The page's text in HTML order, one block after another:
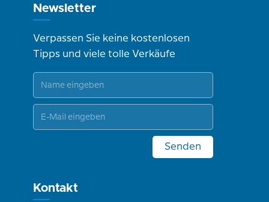
Newsletter
Verpassen Sie keine kostenlosen
Tipps und viele tolle Verkäufe
Senden
Kontakt